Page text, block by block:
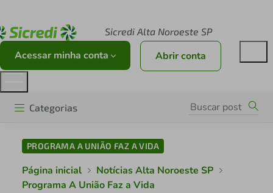
Sicredi Alta Noroeste SP
Acessar minha conta Abrir conta
Categorias
PROGRAMA A UNIÃO FAZ A VIDA
Página inicial
Notícias Alta Noroeste SP
Programa A União Faz a Vida